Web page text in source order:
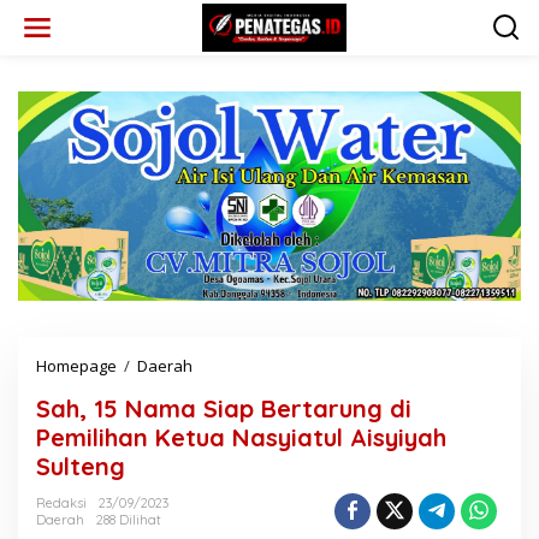
Homepage / Daerah
h
,
1
Sah, 15 Nama Siap Bertarung di
Pemilihan Ketua Nasyiatul Aisyiyah
Sulteng
Redaksi
23/09/2023
Daerah
288 Dilihat